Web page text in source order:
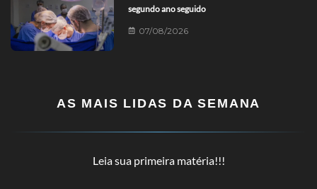
segundo ano seguido
07/08/2026
AS MAIS LIDAS DA SEMANA
Leia sua primeira matéria!!!